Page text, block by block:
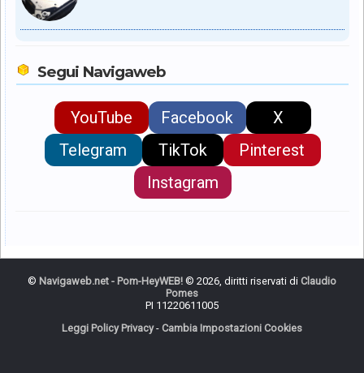
Segui Navigaweb
YouTube Facebook
X
Telegram
TikTok
Pinterest
Instagram
© Navigaweb.net - Pom-HeyWEB! © 2026, diritti riservati di Claudio
Pomes
PI 11220611005
Leggi Policy Privacy- Cambia Impostazioni Cookies